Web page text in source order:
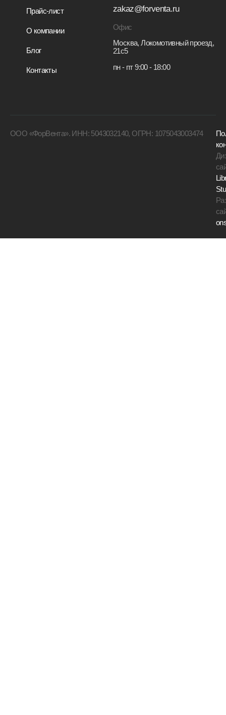
Прайс-лист
О компании
Блог
Контакты
zakaz@forventa.ru
Офис
Москва, Локомотивный проезд,
21с5
пн - пт 9:00 - 18:00
ООО «ФорВента». ИНН: 5043032140, ОГРН: 1075043003474